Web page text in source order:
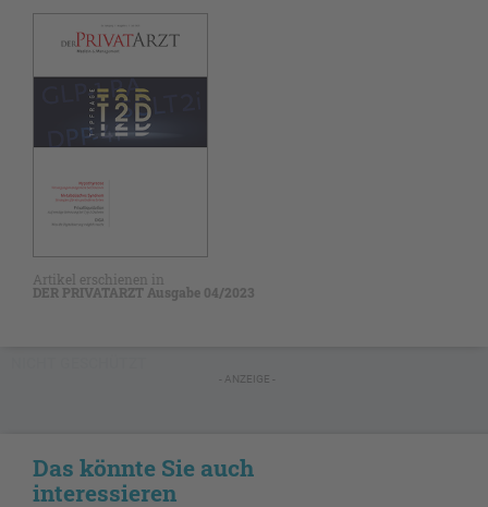
Artikel erschienen in
DER PRIVATARZT Ausgabe 04/2023
- ANZEIGE -
Das könnte Sie auch
interessieren